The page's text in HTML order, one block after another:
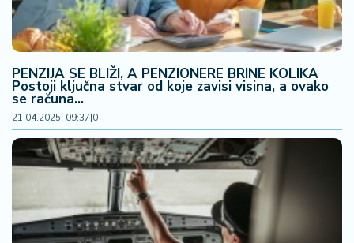
PENZIJA SE BLIŽI, A PENZIONERE BRINE KOLIKA
Postoji ključna stvar od koje zavisi visina, a ovako
se računa...
21.04.2025. 09:37|0